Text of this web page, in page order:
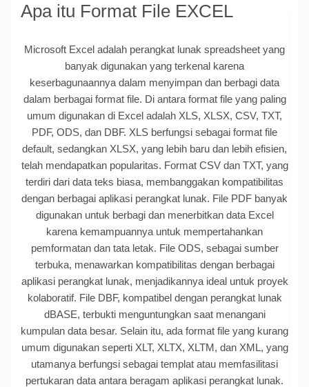
Apa itu Format File EXCEL
Microsoft Excel adalah perangkat lunak spreadsheet yang
banyak digunakan yang terkenal karena
keserbagunaannya dalam menyimpan dan berbagi data
dalam berbagai format file. Di antara format file yang paling
umum digunakan di Excel adalah XLS, XLSX, CSV, TXT,
PDF, ODS, dan DBF. XLS berfungsi sebagai format file
default, sedangkan XLSX, yang lebih baru dan lebih efisien,
telah mendapatkan popularitas. Format CSV dan TXT, yang
terdiri dari data teks biasa, membanggakan kompatibilitas
dengan berbagai aplikasi perangkat lunak. File PDF banyak
digunakan untuk berbagi dan menerbitkan data Excel
karena kemampuannya untuk mempertahankan
pemformatan dan tata letak. File ODS, sebagai sumber
terbuka, menawarkan kompatibilitas dengan berbagai
aplikasi perangkat lunak, menjadikannya ideal untuk proyek
kolaboratif. File DBF, kompatibel dengan perangkat lunak
dBASE, terbukti menguntungkan saat menangani
kumpulan data besar. Selain itu, ada format file yang kurang
umum digunakan seperti XLT, XLTX, XLTM, dan XML, yang
utamanya berfungsi sebagai templat atau memfasilitasi
pertukaran data antara beragam aplikasi perangkat lunak.